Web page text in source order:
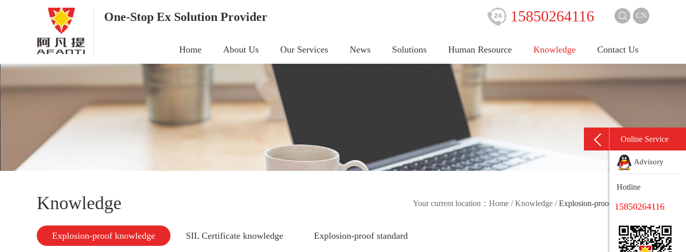
One-Stop Ex Solution Provider 15850264116 CN
Home About Us Our Services News Solutions Human Resource Knowledge Contact Us
Knowledge Your current location： Home /Knowledge /Explosion-proof knowledge
Explosion-proof knowledge SIL Certificate knowledge Explosion-proof standard
Online Service
Advisory
Hotline
15850264116